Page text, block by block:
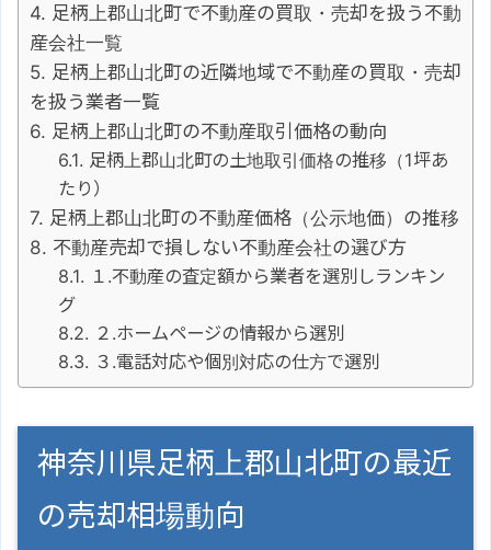
足柄上郡山北町で不動産の買取・売却を扱う不動
産会社一覧
足柄上郡山北町の近隣地域で不動産の買取・売却
を扱う業者一覧
足柄上郡山北町の不動産取引価格の動向
足柄上郡山北町の土地取引価格の推移（1坪あ
たり）
足柄上郡山北町の不動産価格（公示地価）の推移
不動産売却で損しない不動産会社の選び方
１.不動産の査定額から業者を選別しランキン
グ
２.ホームページの情報から選別
３.電話対応や個別対応の仕方で選別
神奈川県足柄上郡山北町の最近
の売却相場動向